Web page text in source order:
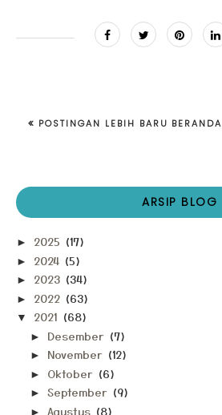
POSTINGAN LEBIH BARU BERANDA
ARSIP BLOG
► 2025 (17)
► 2024 (5)
► 2023 (34)
► 2022 (63)
▼ 2021 (68)
► Desember (7)
► November (12)
► Oktober (6)
► September (9)
► Agustus (8)